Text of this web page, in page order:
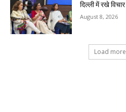
दिल्ली में रखे विचार
August 8, 2026
Load more